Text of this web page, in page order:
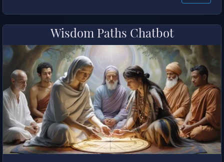
Wisdom Paths Chatbot